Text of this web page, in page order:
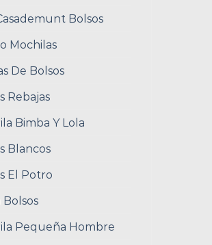
Bolsos
Mochilas
De Bolsos
Rebajas
Bimba Y Lola
Blancos
El Potro
Bolsos
Pequeña Hombre